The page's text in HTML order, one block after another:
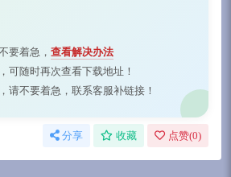
要着急， 查看解决办法
可随时再次查看下载地址！
请不要着急，联系客服补链接！
分享 收藏 点赞(0)